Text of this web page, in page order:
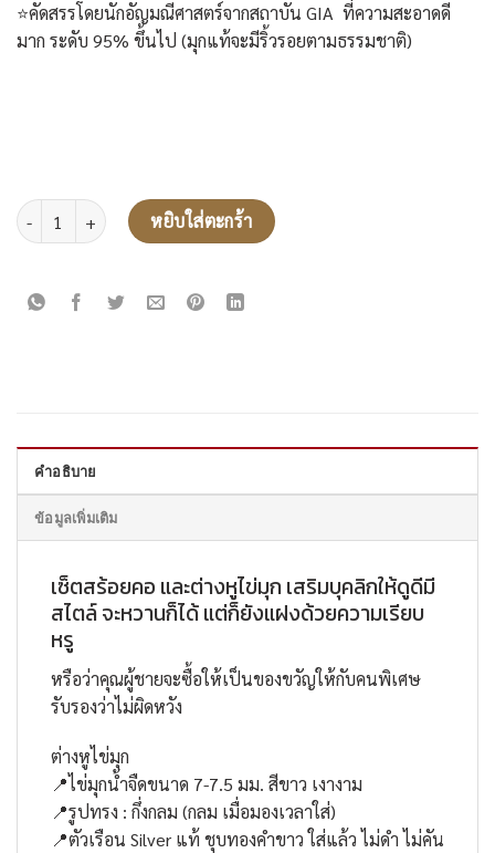
⭐คัดสรรโดยนักอัญมณีศาสตร์จากสถาบัน GIA ที่ความสะอาดดี
มาก ระดับ 95% ขึ้นไป (มุกแท้จะมีริ้วรอยตามธรรมชาติ)
จำนวน ชุดเครื่องประดับ ต่างหู + สร้อยคอไข่มุกน้ำจืด รุ่น Princess ชิ้น
หยิบใส่ตะกร้า
คำอธิบาย
ข้อมูลเพิ่มเติม
เซ็ตสร้อยคอ และต่างหูไข่มุก เสริมบุคลิกให้ดูดีมี
สไตล์ จะหวานก็ได้ แต่ก็ยังแฝงด้วยความเรียบ
หรู
หรือว่าคุณผู้ชายจะซื้อให้เป็นของขวัญให้กับคนพิเศษ
รับรองว่าไม่ผิดหวัง
ต่างหูไข่มุก
📍ไข่มุกน้ำจืดขนาด 7-7.5 มม. สีขาว เงางาม
📍รูปทรง : กึ่งกลม (กลม เมื่อมองเวลาใส่)
📍ตัวเรือน Silver แท้ ชุบทองคำขาว ใส่แล้ว ไม่ดำ ไม่คัน